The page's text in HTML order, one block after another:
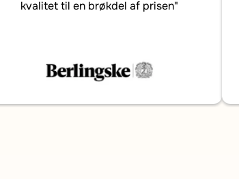
kvalitet til en brøkdel af prisen"